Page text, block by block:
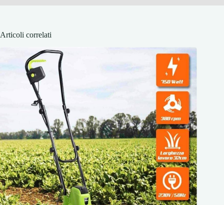
Articoli correlati